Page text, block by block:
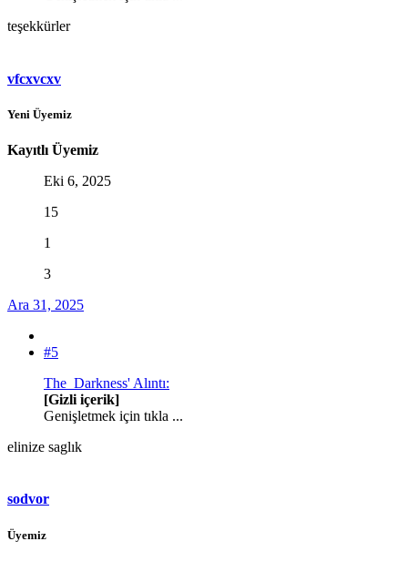
teşekkürler
vfcxvcxv
Yeni Üyemiz
Kayıtlı Üyemiz
Eki 6, 2025
15
1
3
Ara 31, 2025
#5
The_Darkness' Alıntı:
[Gizli içerik]
Genişletmek için tıkla ...
elinize saglık
sodvor
Üyemiz